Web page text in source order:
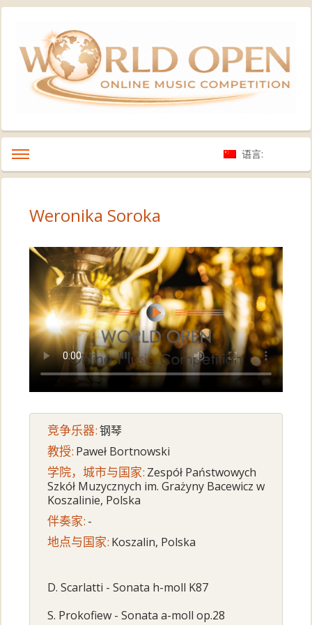
语言:
Weronika Soroka
竞争乐器:钢琴
教授: Paweł Bortnowski
学院，城市与国家: Zespół Państwowych
Szkół Muzycznych im. Grażyny Bacewicz w
Koszalinie, Polska
伴奏家: -
地点与国家: Koszalin, Polska
D. Scarlatti - Sonata h-moll K87
S. Prokofiew - Sonata a-moll op.28